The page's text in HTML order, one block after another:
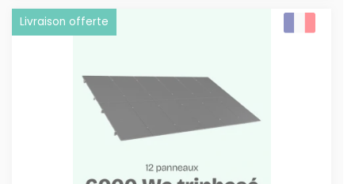
Livraison offerte